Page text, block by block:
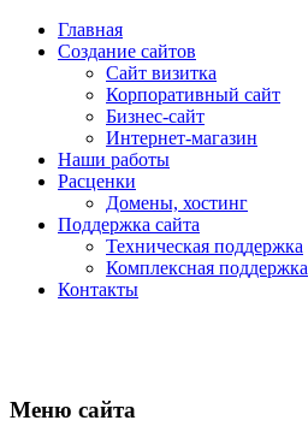
Главная
Создание сайтов
Сайт визитка
Корпоративный сайт
Бизнес-сайт
Интернет-магазин
Наши работы
Расценки
Домены, хостинг
Поддержка сайта
Техническая поддержка
Комплексная поддержка
Контакты
Меню сайта